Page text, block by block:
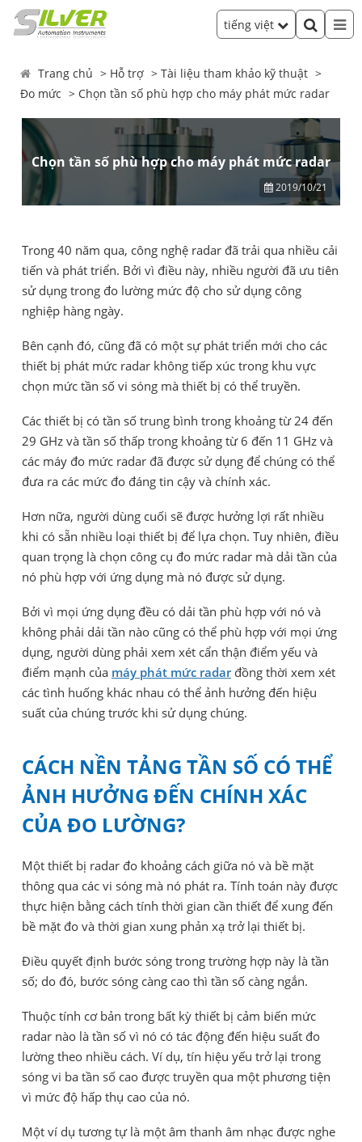
tiếng việt
Trang chủ Hỗ trợ
Tài liệu tham khảo kỹ thuật
Đo mức
Chọn tần số phù hợp cho máy phát mức radar
Chọn tần số phù hợp cho máy phát mức radar
2019/10/21
Trong 40 năm qua, công nghệ radar đã trải qua nhiều cải
tiến và phát triển. Bởi vì điều này, nhiều người đã ưu tiên
sử dụng trong đo lường mức độ cho sử dụng công
nghiệp hàng ngày.
Bên cạnh đó, cũng đã có một sự phát triển mới cho các
thiết bị phát mức radar không tiếp xúc trong khu vực
chọn mức tần số vi sóng mà thiết bị có thể truyền.
Các thiết bị có tần số trung bình trong khoảng từ 24 đến
29 GHz và tần số thấp trong khoảng từ 6 đến 11 GHz và
các máy đo mức radar đã được sử dụng để chúng có thể
đưa ra các mức đo đáng tin cậy và chính xác.
Hơn nữa, người dùng cuối sẽ được hưởng lợi rất nhiều
khi có sẵn nhiều loại thiết bị để lựa chọn. Tuy nhiên, điều
quan trọng là chọn công cụ đo mức radar mà dải tần của
nó phù hợp với ứng dụng mà nó được sử dụng.
Bởi vì mọi ứng dụng đều có dải tần phù hợp với nó và
không phải dải tần nào cũng có thể phù hợp với mọi ứng
dụng, người dùng phải xem xét cẩn thận điểm yếu và
điểm mạnh của máy phát mức radarđồng thời xem xét
các tình huống khác nhau có thể ảnh hưởng đến hiệu
suất của chúng trước khi sử dụng chúng.
CÁCH NỀN TẢNG TẦN SỐ CÓ THỂ
ẢNH HƯỞNG ĐẾN CHÍNH XÁC
CỦA ĐO LƯỜNG?
Một thiết bị radar đo khoảng cách giữa nó và bề mặt
thông qua các vi sóng mà nó phát ra. Tính toán này được
thực hiện bằng cách tính thời gian cần thiết để xung đến
bề mặt đo và thời gian xung phản xạ trở lại thiết bị.
Điều quyết định bước sóng trong trường hợp này là tần
số; do đó, bước sóng càng cao thì tần số càng ngắn.
Thuộc tính cơ bản trong bất kỳ thiết bị cảm biến mức
radar nào là tần số vì nó có tác động đến hiệu suất đo
lường theo nhiều cách. Ví dụ, tín hiệu yếu trở lại trong
sóng vi ba tần số cao được truyền qua một phương tiện
vì mức độ hấp thụ cao của nó.
Một ví dụ tương tự là một âm thanh âm nhạc được nghe